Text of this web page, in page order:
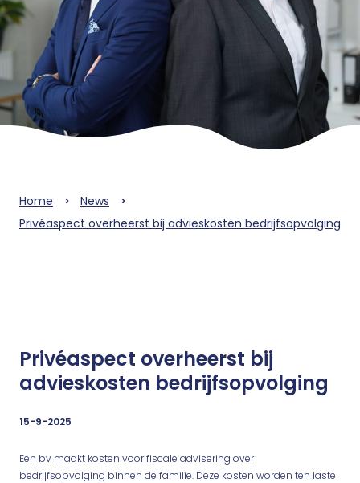
Home
News
Privéaspect overheerst bij advieskosten bedrijfsopvolging
Privéaspect overheerst bij
advieskosten bedrijfsopvolging
15-9-2025
Een bv maakt kosten voor fiscale advisering over
bedrijfsopvolging binnen de familie. Deze kosten worden ten laste